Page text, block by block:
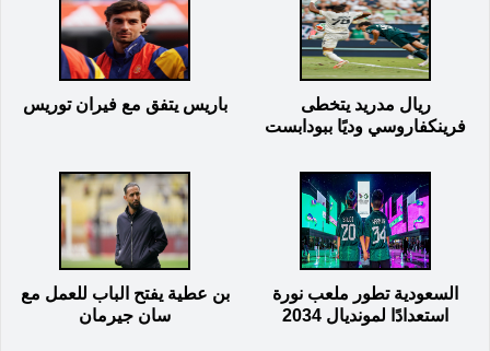
ريال مدريد يتخطى
فرينكفاروسي وديًا ببودابست
باريس يتفق مع فيران توريس
السعودية تطور ملعب نورة
استعدادًا لمونديال 2034
بن عطية يفتح الباب للعمل مع
سان جيرمان